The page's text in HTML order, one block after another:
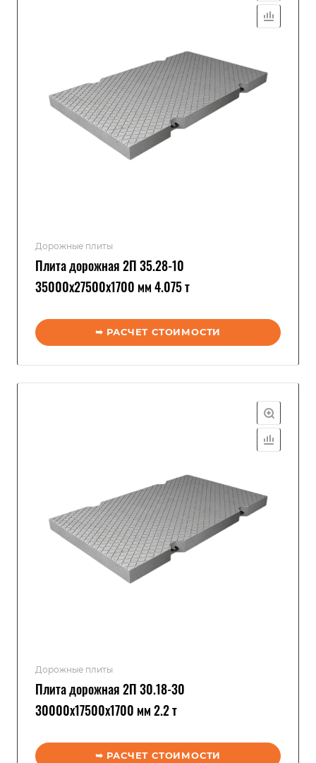
Дорожные плиты
Плита дорожная 2П 35.28-10
35000x27500x1700 мм 4.075 т
➥ РАСЧЕТ СТОИМОСТИ
Дорожные плиты
Плита дорожная 2П 30.18-30
30000x17500x1700 мм 2.2 т
➥ РАСЧЕТ СТОИМОСТИ